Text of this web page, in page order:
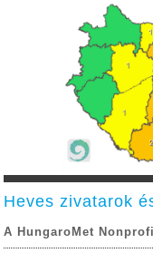
Heves zivatarok
A HungaroMet